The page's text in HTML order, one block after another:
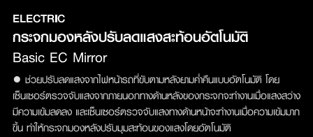
ELECTRIC
กระจกมองหลังปรับลดแสงสะท้อนอัตโนมัติ
Basic EC Mirror
● ช่วยปรับลดแสงจากไฟหน้ารถที่ขับตามหลังยามค่ำคืนแบบอัตโนมัติ โดย
เซ็นเซอร์ตรวจจับแสงจากภายนอกทางด้านหลังของกระจกจะทำงานเมื่อแสงสว่าง
มีความเข้มลดลง และเซ็นเซอร์ตรวจจับแสงทางด้านหน้าจะทำงานเมื่อความเข้มมาก
ขึ้น ทำให้กระจกมองหลังปรับมุมสะท้อนของแสงโดยอัตโนมัติ